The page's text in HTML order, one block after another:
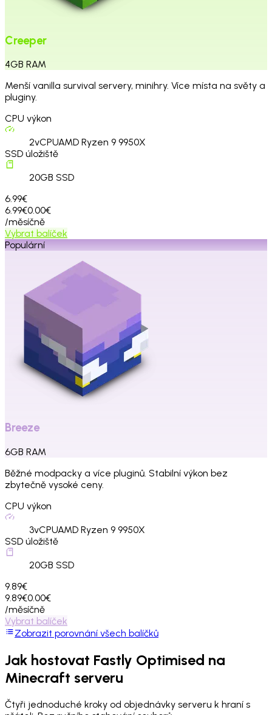
Creeper
4GB RAM
Menší vanilla survival servery, minihry. Více místa na světy a
pluginy.
CPU výkon
2vCPUAMD Ryzen 9 9950X
SSD úložiště
20GB SSD
6.99€
6.99€0.00€
/měsíčně
Vybrat balíček
Populární
Breeze
6GB RAM
Běžné modpacky a více pluginů. Stabilní výkon bez
zbytečně vysoké ceny.
CPU výkon
3vCPUAMD Ryzen 9 9950X
SSD úložiště
20GB SSD
9.89€
9.89€0.00€
/měsíčně
Vybrat balíček
Zobrazit porovnání všech balíčků
Jak hostovat Fastly Optimised na
Minecraft serveru
Čtyři jednoduché kroky od objednávky serveru k hraní s